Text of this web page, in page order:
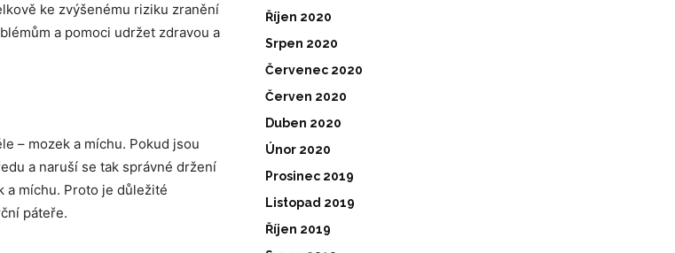
ke zvýšenému riziku zranění
a pomoci udržet zdravou a
– mozek a míchu. Pokud jsou
a naruší se tak správné držení
a míchu. Proto je důležité
páteře.
Říjen 2020
Srpen 2020
Červenec 2020
Červen 2020
Duben 2020
Únor 2020
Prosinec 2019
Listopad 2019
Říjen 2019